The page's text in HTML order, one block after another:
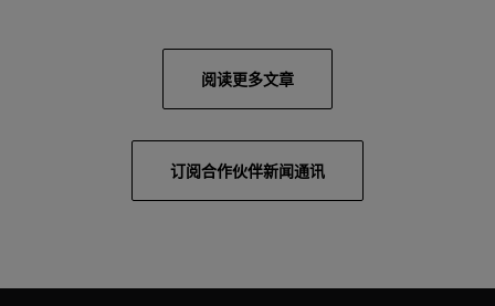
阅读更多文章
订阅合作伙伴新闻通讯